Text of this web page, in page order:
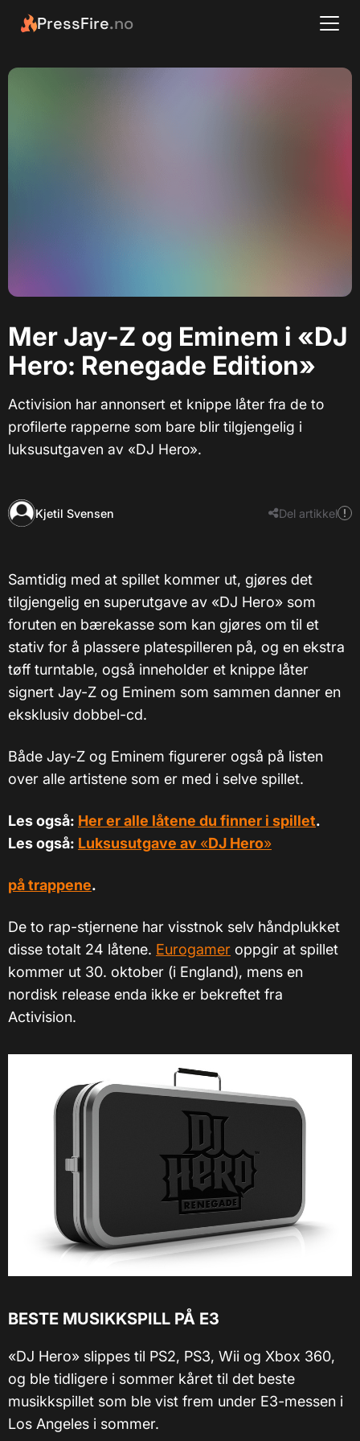
PressFire.no
Mer Jay-Z og Eminem i «DJ
Hero: Renegade Edition»
Activision har annonsert et knippe låter fra de to
profilerte rapperne som bare blir tilgjengelig i
luksusutgaven av «DJ Hero».
Kjetil Svensen Del artikkel
Samtidig med at spillet kommer ut, gjøres det
tilgjengelig en superutgave av «DJ Hero» som
foruten en bærekasse som kan gjøres om til et
stativ for å plassere platespilleren på, og en ekstra
tøff turntable, også inneholder et knippe låter
signert Jay-Z og Eminem som sammen danner en
eksklusiv dobbel-cd.
Både Jay-Z og Eminem figurerer også på listen
over alle artistene som er med i selve spillet.
Les også: Her er alle låtene du finner i spillet.
Les også: Luksusutgave av «DJ Hero»
på trappene.
De to rap-stjernene har visstnok selv håndplukket
disse totalt 24 låtene. Eurogamer oppgir at spillet
kommer ut 30. oktober (i England), mens en
nordisk release enda ikke er bekreftet fra
Activision.
BESTE MUSIKKSPILL PÅ E3
«DJ Hero» slippes til PS2, PS3, Wii og Xbox 360,
og ble tidligere i sommer kåret til det beste
musikkspillet som ble vist frem under E3-messen i
Los Angeles i sommer.